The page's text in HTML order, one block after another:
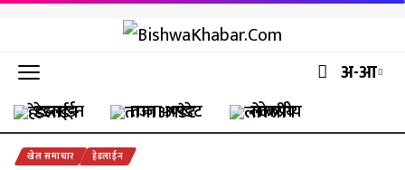
अ-आ
हेडलाईन ताजा अपडेट लोकप्रीय
खेल समाचार हेडलाईन